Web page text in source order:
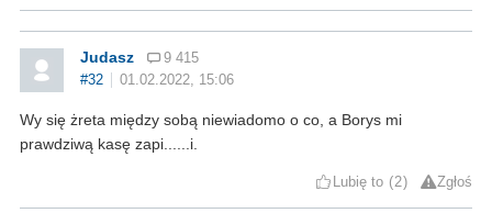
Judasz
9 415
#32
01.02.2022, 15:06
Wy się żreta między sobą niewiadomo o co, a Borys mi
prawdziwą kasę zapi......i.
Lubię to 2 Zgłoś